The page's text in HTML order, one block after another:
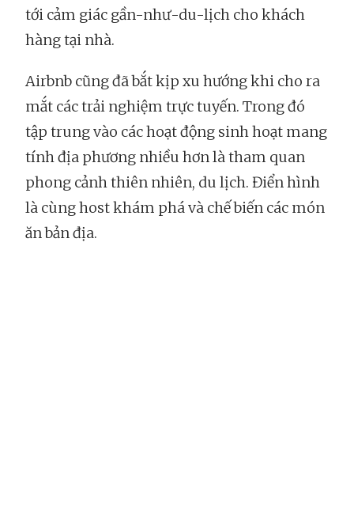
tới cảm giác gần-như-du-lịch cho khách
hàng tại nhà.
Airbnb cũng đã bắt kịp xu hướng khi cho ra
mắt các trải nghiệm trực tuyến. Trong đó
tập trung vào các hoạt động sinh hoạt mang
tính địa phương nhiều hơn là tham quan
phong cảnh thiên nhiên, du lịch. Điển hình
là cùng host khám phá và chế biến các món
ăn bản địa.